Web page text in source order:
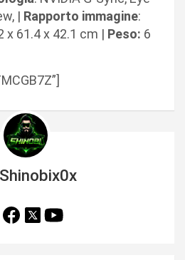
| Rapporto immagine:
x 61.4 x 42.1 cm | Peso: 6